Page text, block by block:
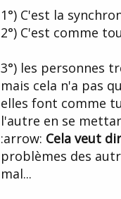
facilement ( en gros
synchronisent
existe.Est-ce que
rapport, pour ressentir
Je suis fainéant, donc,
que d'y penser. Donc, si
personnes sont plus
me dit qu'en plus d'être
à mon avis ) la chose la
éventuelles craintes
comment prendre son
1°) C'est la
2°) C'est comme
3°) les personnes
mais cela n'a pas
elles font comme
l'autre en se
:arrow: Cela veut
problèmes des
mal...